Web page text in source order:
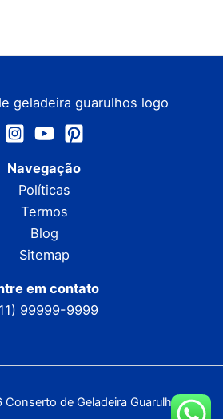
Navegação
Políticas
Termos
Blog
Sitemap
em contato
99999-9999
de Geladeira Guarulhos